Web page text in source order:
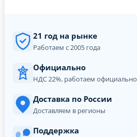
21 год на рынке
Работаем с 2005 года
Официально
НДС 22%, работаем официально
Доставка по России
Доставляем в регионы
Поддержка